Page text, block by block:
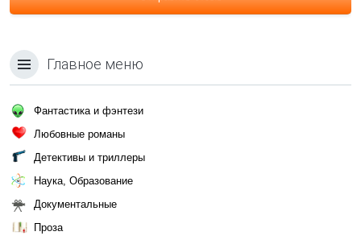
Главное меню
Фантастика и фэнтези
Любовные романы
Детективы и триллеры
Наука, Образование
Документальные
Проза